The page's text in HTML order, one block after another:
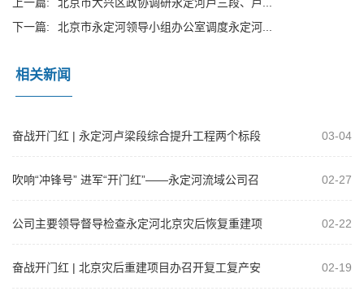
下一篇:
北京市永定河领导小组办公室调度永定河...
相关新闻
奋战开门红 | 永定河卢梁段综合提升工程两个标段
03-04
吹响“冲锋号” 进军“开门红”——永定河流域公司召
02-27
公司主要领导督导检查永定河北京灾后恢复重建项
02-22
奋战开门红 | 北京灾后重建项目办召开复工复产安
02-19